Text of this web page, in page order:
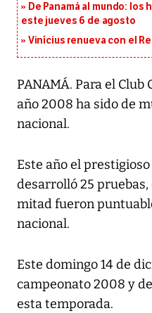
De Panamá al mundo:
este jueves 6 de agosto
Vinícius renueva con el
PANAMÁ. Para el
año 2008 ha sido de
nacional.
Este año el
desarrolló 25
mitad fueron
nacional.
Este domingo 14 de
campeonato 2008 y
esta temporada.